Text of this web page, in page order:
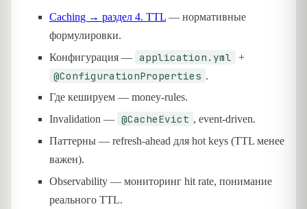
Caching → раздел 4. TTL — нормативные
формулировки.
Конфигурация — application.yml +
@ConfigurationProperties .
Где кешируем — money-rules.
Invalidation — @CacheEvict , event-driven.
Паттерны — refresh-ahead для hot keys (TTL менее
важен).
Observability — мониторинг hit rate, понимание
реального TTL.